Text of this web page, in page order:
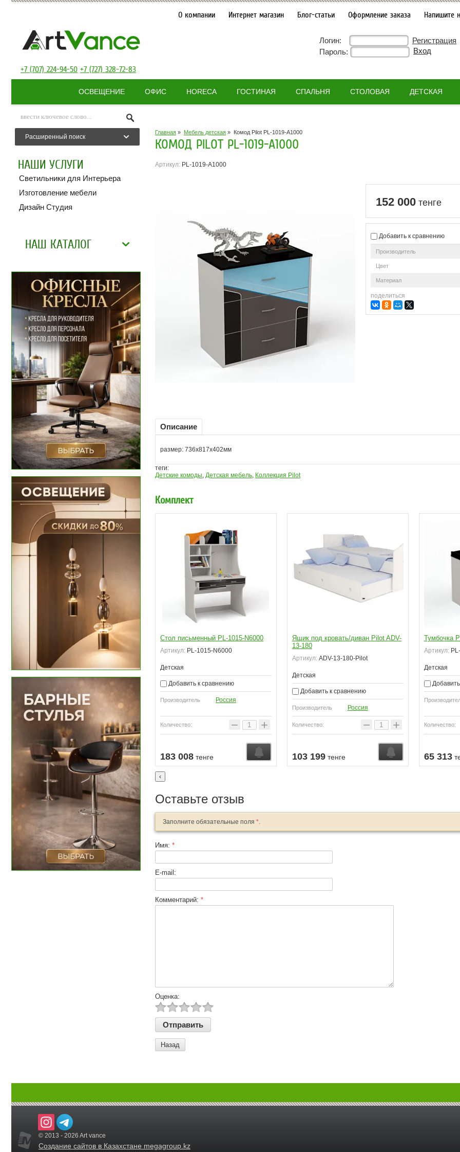
О компании Интернет магазин Блог-статьи Оформление заказа Напишите
Логин: Регистрация
Пароль:
+7 (707) 224-94-50 +7 (727) 328-72-83
ОСВЕЩЕНИЕ ОФИС HORECA ГОСТИНАЯ СПАЛЬНЯ СТОЛОВАЯ ДЕТСКАЯ
Расширенный поиск
НАШИ УСЛУГИ
Светильники для Интерьера
Изготовление мебели
Дизайн Студия
НАШ КАТАЛОГ
Главная » Мебель детская » Комод Pilot PL-1019-A1000
КОМОД PILOT PL-1019-A1000
Артикул: PL-1019-A1000
152 000 тенге
Добавить к сравнению
Производитель
Цвет
Материал
поделиться
Описание
размер: 736x817x402мм
теги:
Детские комоды, Детская мебель, Коллекция Pilot
Комплект
Стол письменный PL-1015-N6000
Артикул: PL-1015-N6000
Детская
Добавить к сравнению
Производитель Россия
Количество: − +
183 008 тенге
Ящик под кровать/диван Pilot ADV-
13-180
Артикул:ADV-13-180-Pilot
Детская
Добавить к сравнению
Производитель Россия
Количество: − +
103 199тенге
Тумбочка
Артикул:
Детская
Количество:
65 313
о поступлении Узнать о поступлении Узнать о поступлении Узнать о
‹
Оставьте отзыв
Заполните обязательные поля *.
Имя: *
E-mail:
Комментарий: *
Оценка:
Назад
© 2013 - 2026 Art vance
Создание сайтов в Казахстане megagroup.kz